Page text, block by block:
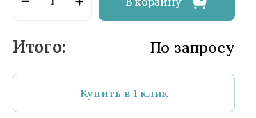
По запросу
Купить в 1 клик